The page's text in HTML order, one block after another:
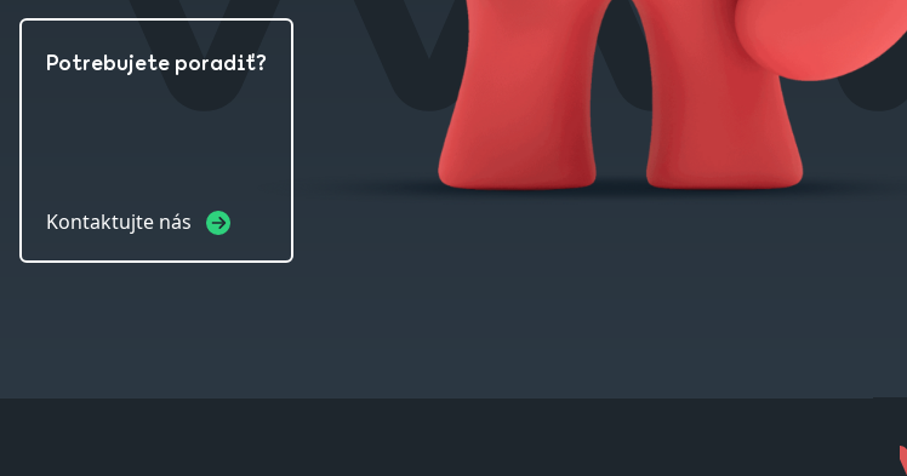
Potrebujete poradiť?
Kontaktujte nás